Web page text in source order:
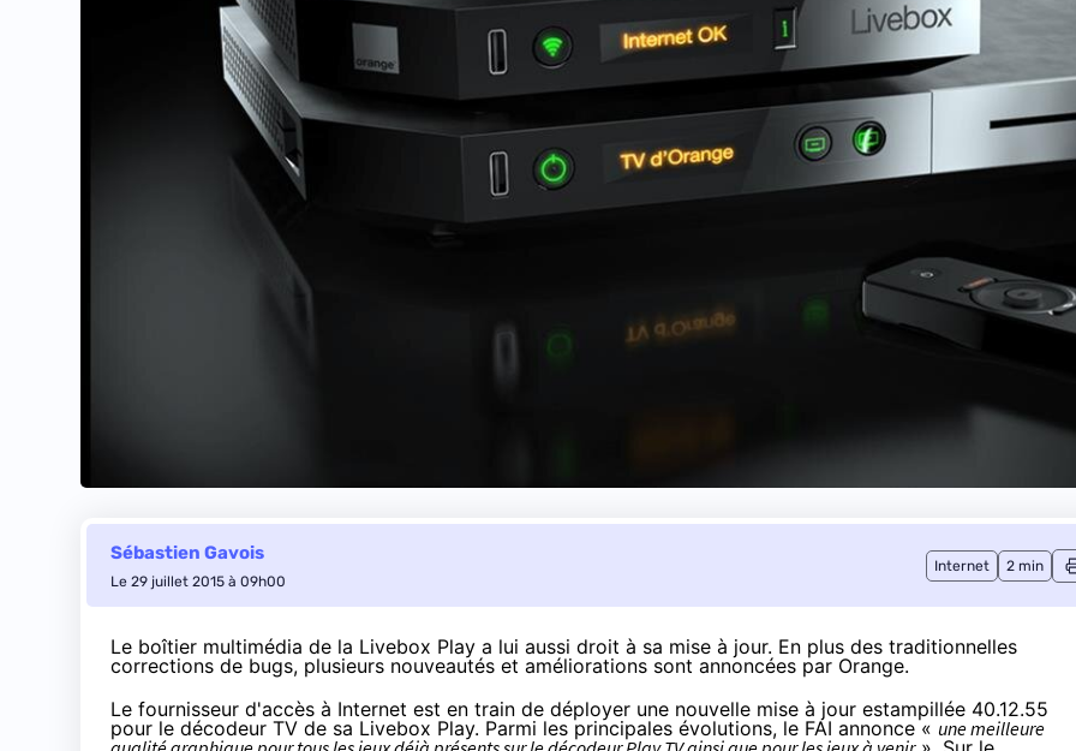
Sébastien Gavois
Le 29 juillet 2015 à 09h00
Internet 2 min
Le boîtier multimédia de la Livebox Play a lui aussi droit à sa mise à jour. En plus des traditionnelles
corrections de bugs, plusieurs nouveautés et améliorations sont annoncées par Orange.
Le fournisseur d'accès à Internet est en train de déployer une nouvelle mise à jour estampillée 40.12.55
pour le décodeur TV de sa Livebox Play. Parmi les principales évolutions, le FAI annonce « une meilleure